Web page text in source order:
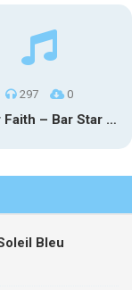
297 0
Carter Faith – Bar Star Vevo
Bleu